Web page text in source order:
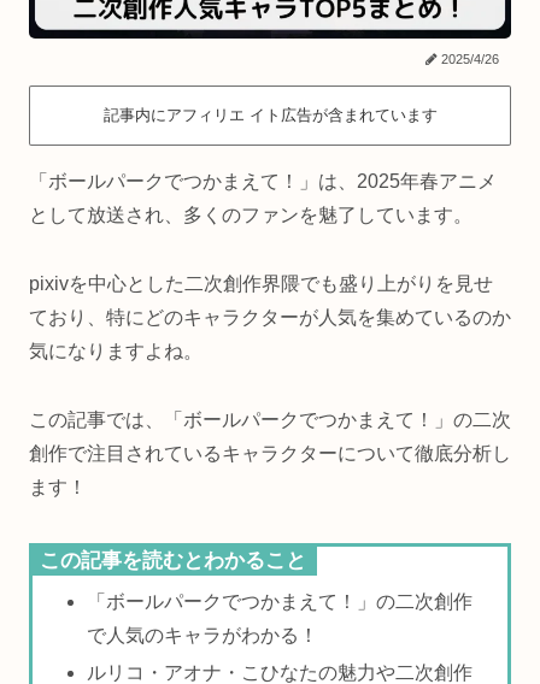
2025/4/26
記事内にアフィリエ イト広告が含まれています
「ボールパークでつかまえて！」は、2025年春アニメ
として放送され、多くのファンを魅了しています。
pixivを中心とした二次創作界隈でも盛り上がりを見せ
ており、特にどのキャラクターが人気を集めているのか
気になりますよね。
この記事では、「ボールパークでつかまえて！」の二次
創作で注目されているキャラクターについて徹底分析し
ます！
この記事を読むとわかること
「ボールパークでつかまえて！」の二次創作
で人気のキャラがわかる！
ルリコ・アオナ・こひなたの魅力や二次創作